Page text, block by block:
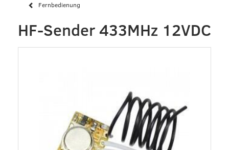
Fernbedienung
HF-Sender 433MHz 12VDC